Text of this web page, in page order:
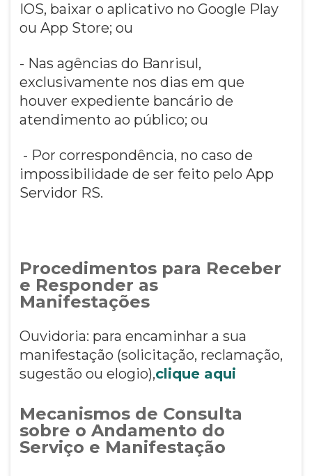
IOS, baixar o aplicativo no Google Play
ou App Store; ou
- Nas agências do Banrisul,
exclusivamente nos dias em que
houver expediente bancário de
atendimento ao público; ou
- Por correspondência, no caso de
impossibilidade de ser feito pelo App
Servidor RS.
Procedimentos para Receber
e Responder as
Manifestações
Ouvidoria: para encaminhar a sua
manifestação (solicitação, reclamação,
sugestão ou elogio),clique aqui
Mecanismos de Consulta
sobre o Andamento do
Serviço e Manifestação